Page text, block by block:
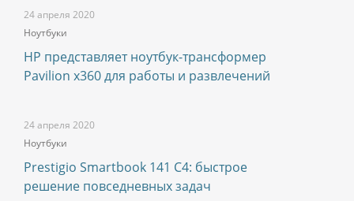
24 апреля 2020
Ноутбуки
HP представляет ноутбук-трансформер
Pavilion x360 для работы и развлечений
24 апреля 2020
Ноутбуки
Prestigio Smartbook 141 C4: быстрое
решение повседневных задач